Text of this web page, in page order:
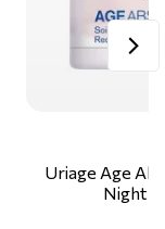
Uriage Age
Night